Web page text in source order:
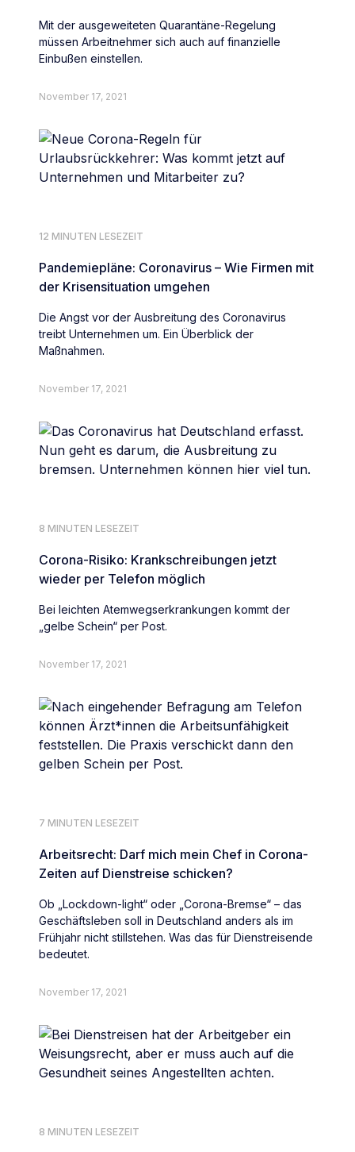
Mit der ausgeweiteten Quarantäne-Regelung
müssen Arbeitnehmer sich auch auf finanzielle
Einbußen einstellen.
November 17, 2021
12 MINUTEN LESEZEIT
Pandemiepläne: Coronavirus – Wie Firmen mit
der Krisensituation umgehen
Die Angst vor der Ausbreitung des Coronavirus
treibt Unternehmen um. Ein Überblick der
Maßnahmen.
November 17, 2021
8 MINUTEN LESEZEIT
Corona-Risiko: Krankschreibungen jetzt
wieder per Telefon möglich
Bei leichten Atemwegserkrankungen kommt der
„gelbe Schein“ per Post.
November 17, 2021
7 MINUTEN LESEZEIT
Arbeitsrecht: Darf mich mein Chef in Corona-
Zeiten auf Dienstreise schicken?
Ob „Lockdown-light“ oder „Corona-Bremse“ – das
Geschäftsleben soll in Deutschland anders als im
Frühjahr nicht stillstehen. Was das für Dienstreisende
bedeutet.
November 17, 2021
8 MINUTEN LESEZEIT